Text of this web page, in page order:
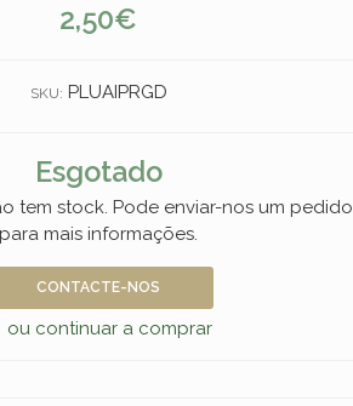
2,50€
SKU: PLUAIPRGD
Esgotado
tem stock. Pode enviar-nos um pedido
para mais informações.
CONTACTE-NOS
ou continuar a comprar